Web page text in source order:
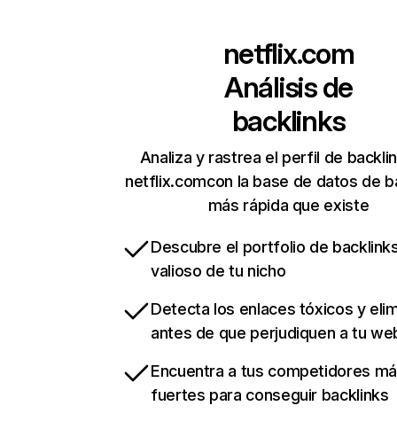
netflix.com
Análisis de
backlinks
Analiza y rastrea el perfil de
netflix.comcon la base de datos de
más rápida que existe
Descubre el portfolio de
valioso de tu nicho
Detecta los enlaces tóxicos y
antes de que perjudiquen a tu
Encuentra a tus competidores
fuertes para conseguir backlinks